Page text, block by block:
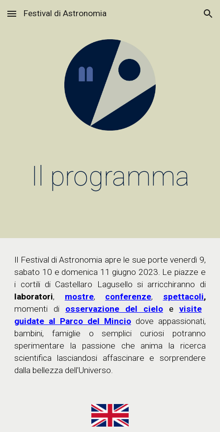
Skip to main content Skip to navigation
Festival di Astronomia
Il programma
Il Festival di Astronomia apre le sue porte venerdì 9,
sabato 1 0 e domenica 1 1 giugno 2023. Le piazze e
i cortili di Castellaro Lagusello si arricchiranno di
laboratori, mostre, conferenze, spettacoli,
momenti di osservazione del cielo e visite
guidate al Parco del Mincio dove appassionati,
bambini, famiglie o semplici curiosi potranno
sperimentare la passione che anima la ricerca
scientifica lasciandosi affascinare e sorprendere
dalla bellezza dell'Universo.